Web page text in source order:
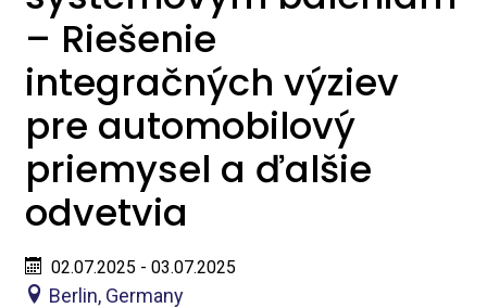
– Riešenie
integračných výziev
pre automobilový
priemysel a ďalšie
odvetvia
02.07.2025 - 03.07.2025
Berlin, Germany